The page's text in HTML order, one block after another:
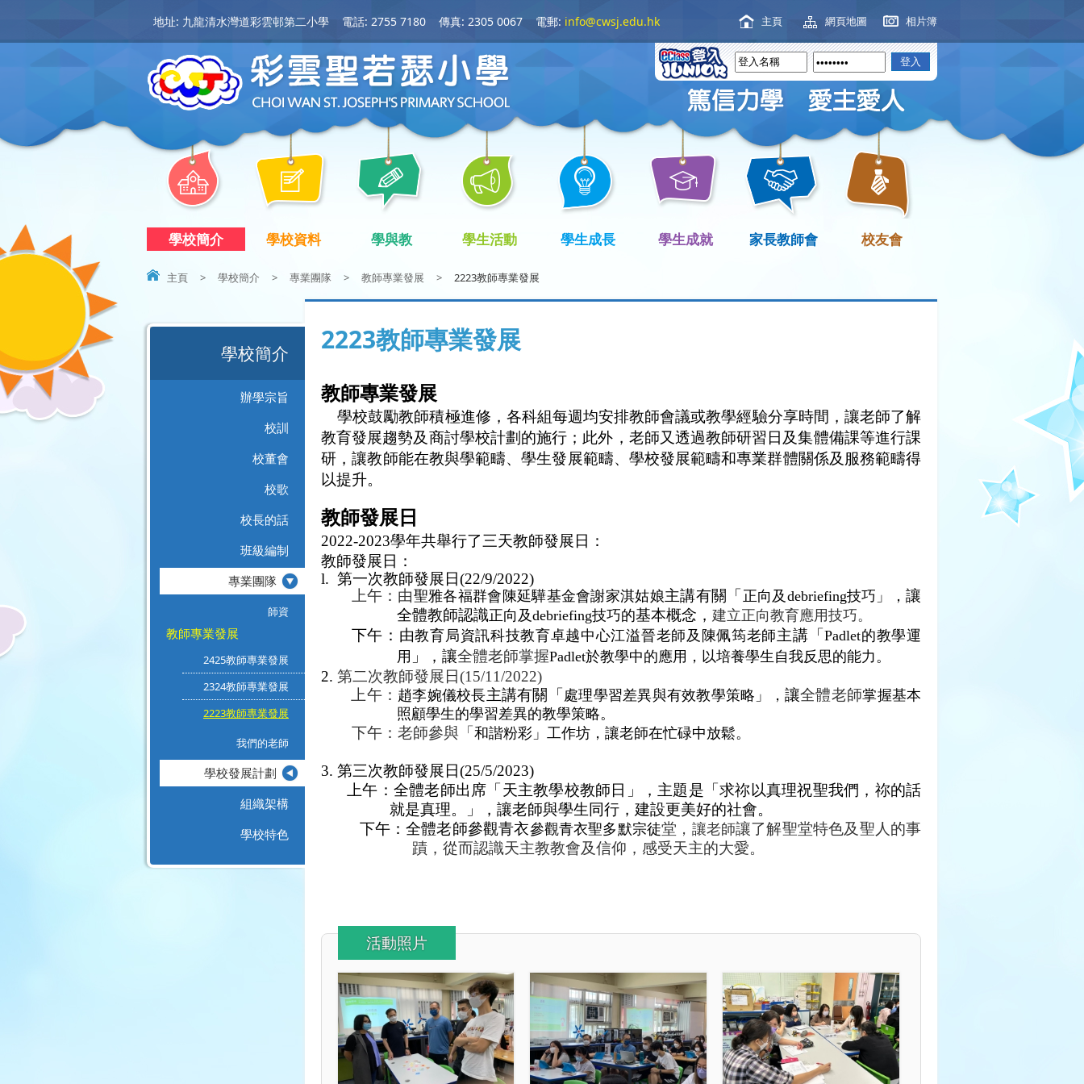
地址: 九龍清水灣道彩雲邨第二小學 電話: 2755 7180 傳真: 2305 0067 電郵: info@cwsj.edu.hk 主頁 網頁地圖 相片簿
學校簡介 學校資料 學與教 學生活動 學生成長 學生成就 家長教師會 校友會
主頁 > 學校簡介 > 專業團隊 > 教師專業發展 > 2223教師專業發展
2223教師專業發展
教師專業發展
學校鼓勵教師積極進修，各科組每週均安排教師會議或教學經驗分享時間，讓老師了解
教育發展趨勢及商討學校計劃的施行；此外，老師又透過教師研習日及集體備課等進行課
研，讓教師能在教與學範疇、學生發展範疇、學校發展範疇和專業群體關係及服務範疇得
以提升。
教師發展日
2022-2023學年共舉行了三天教師發展日：
教師發展日：
l. 第一次教師發展日(22/9/2022)
上午：由聖雅各福群會陳延驊基金會謝家淇姑娘主講有關「 正向及 debriefing技巧」，讓
全體教師認識正向及debriefing技巧的基本概念，建立正向教育應用技巧。
下午：由教育局資訊科技教育卓越中心江溢晉老師及陳佩筠老師主講「Padlet的教學運
用 」，讓全體老師掌握Padlet於教學中的應用，以培養學生自我反思的能力。
2. 第二次教師發展日(15/11/2022)
上午： 趙李婉儀校長主講有關「 處理學習差異與有效教學策略」， 讓全體老師掌握基本
照顧學生的學習差異的教學策略。
下午：老師參與「 和諧粉彩」工作坊，讓老師在忙碌中放鬆。
3. 第三次教師發展日(25/5/2023)
上午：全體老師出席「天主教學校教師日」，主題是「求祢以真理祝聖我們，祢的話
就是真理。」，讓老師與學生同行，建設更美好的社會。
下午：全體老師參觀青衣參觀青衣聖多默宗徒堂 ，讓老師讓了解聖堂特色及聖人的事
蹟，從而認識天主教教會及信仰，感受天主的大愛。
活動照片
學校簡介
辦學宗旨
校訓
校董會
校歌
校長的話
班級編制
專業團隊
師資
教師專業發展
2425教師專業發展
2324教師專業發展
2223教師專業發展
我們的老師
學校發展計劃
組織架構
學校特色